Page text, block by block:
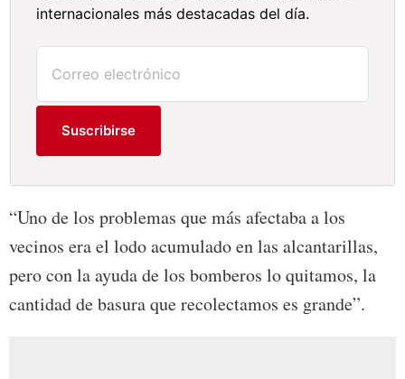
internacionales más destacadas del día.
Suscribirse
“Uno de los problemas que más afectaba a los
vecinos era el lodo acumulado en las alcantarillas,
pero con la ayuda de los bomberos lo quitamos, la
cantidad de basura que recolectamos es grande”.